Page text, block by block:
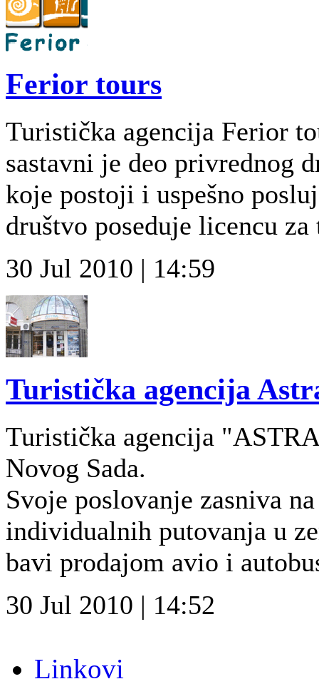
Ferior tours
Turistička agencija Ferior
sastavni je deo privrednog
koje postoji i uspešno
društvo poseduje licencu
30 Jul 2010 | 14:59
Turistička agencija
Turistička agencija
Novog Sada.
Svoje poslovanje zasniva
individualnih putovanja u
bavi prodajom avio i
30 Jul 2010 | 14:52
Linkovi